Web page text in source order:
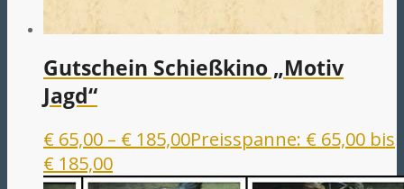
Gutschein Schießkino „Motiv
Jagd“
€ 65,00 – € 185,00Preisspanne: € 65,00 bis
€ 185,00